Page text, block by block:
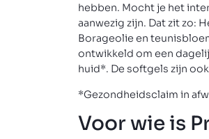
hebben. Mocht je het
aanwezig zijn. Dat zit zo:
Borageolie en
ontwikkeld om een
huid*. De softgels zijn
*Gezondheidsclaim in
Voor wie is